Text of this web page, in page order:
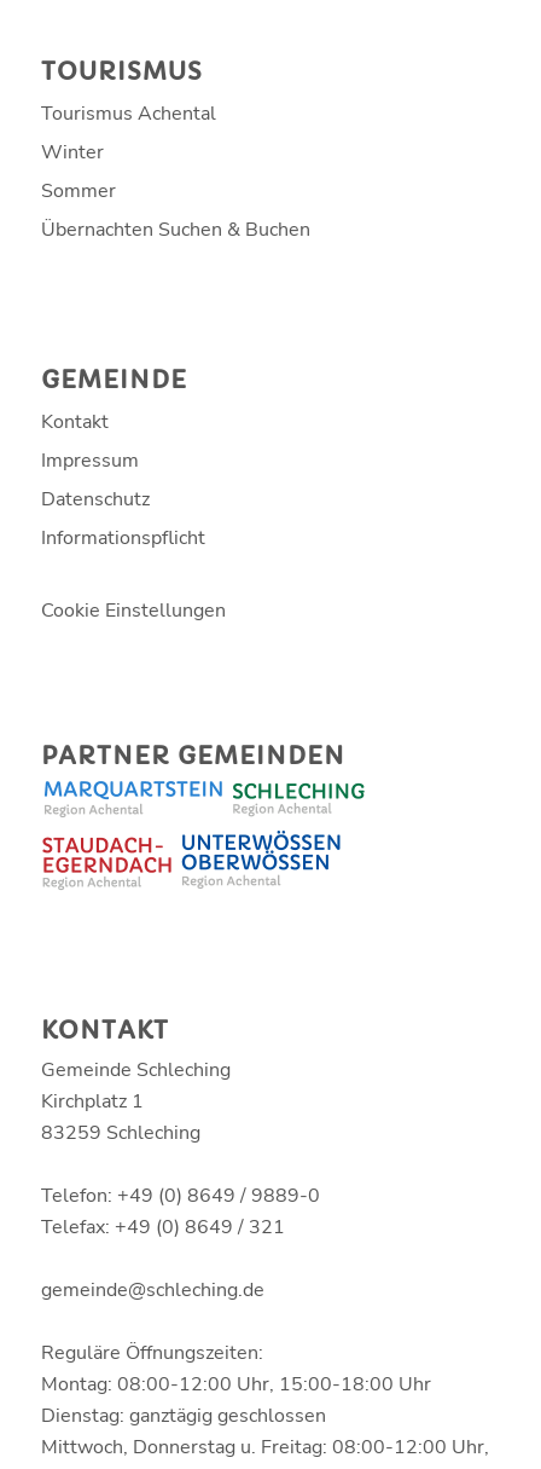
TOURISMUS
Tourismus Achental
Winter
Sommer
Übernachten Suchen & Buchen
GEMEINDE
Kontakt
Impressum
Datenschutz
Informationspflicht
Cookie Einstellungen
PARTNER GEMEINDEN
KONTAKT
Gemeinde Schleching
Kirchplatz 1
83259 Schleching
Telefon: +49 (0) 8649 / 9889-0
Telefax: +49 (0) 8649 / 321
gemeinde@schleching.de
Reguläre Öffnungszeiten:
Montag: 08:00-12:00 Uhr, 15:00-18:00 Uhr
Dienstag: ganztägig geschlossen
Mittwoch, Donnerstag u. Freitag: 08:00-12:00 Uhr,